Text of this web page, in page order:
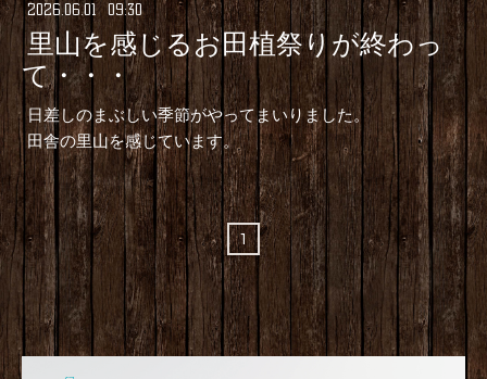
2026.06.01 09:30
里山を感じるお田植祭りが終わっ
て・・・
日差しのまぶしい季節がやってまいりました。
田舎の里山を感じています。
1